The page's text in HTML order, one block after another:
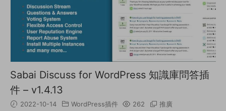
Sabai Discuss for WordPress 知識庫問答插
件 – v1.4.13
2022-10-14 WordPress插件 262 推廣